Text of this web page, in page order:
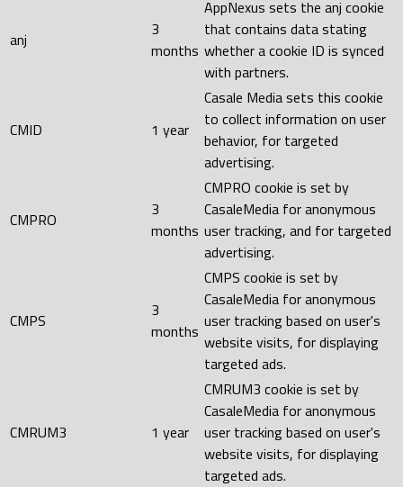
anj
3
months
AppNexus sets the anj cookie
that contains data stating
whether a cookie ID is synced
with partners.
CMID 1 year
Casale Media sets this cookie
to collect information on user
behavior, for targeted
advertising.
CMPRO
3
months
CMPRO cookie is set by
CasaleMedia for anonymous
user tracking, and for targeted
advertising.
CMPS
3
months
CMPS cookie is set by
CasaleMedia for anonymous
user tracking based on user's
website visits, for displaying
targeted ads.
CMRUM3 1 year
CMRUM3 cookie is set by
CasaleMedia for anonymous
user tracking based on user's
website visits, for displaying
targeted ads.